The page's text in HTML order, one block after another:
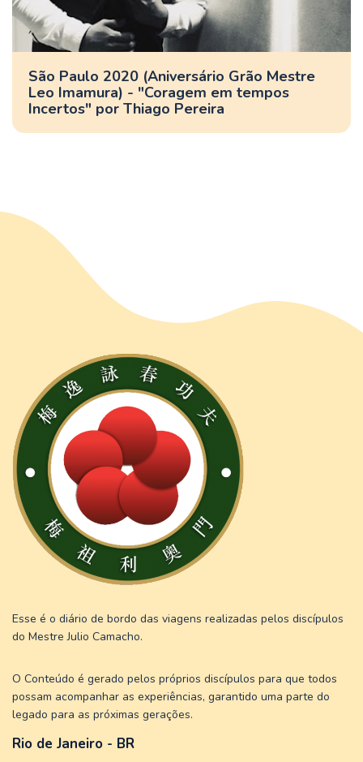
São Paulo 2020 (Aniversário Grão Mestre
Leo Imamura) - "Coragem em tempos
Incertos" por Thiago Pereira
Esse é o diário de bordo das viagens realizadas pelos discípulos
do Mestre Julio Camacho.
O Conteúdo é gerado pelos próprios discípulos para que todos
possam acompanhar as experiências, garantido uma parte do
legado para as próximas gerações.
Rio de Janeiro - BR